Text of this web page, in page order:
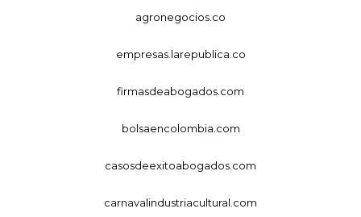
agronegocios.co
empresas.larepublica.co
firmasdeabogados.com
bolsaencolombia.com
casosdeexitoabogados.com
carnavalindustriacultural.com